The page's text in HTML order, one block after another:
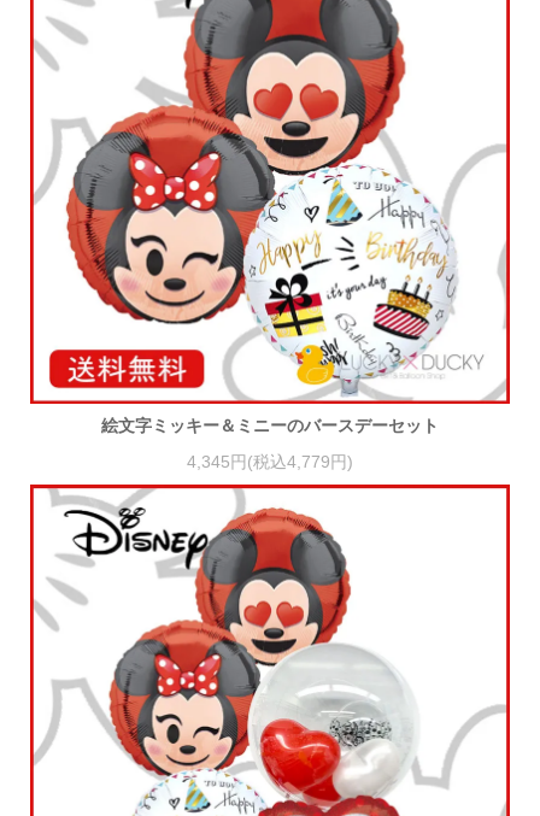
絵文字ミッキー＆ミニーのバースデーセット
4,345円(税込4,779円)